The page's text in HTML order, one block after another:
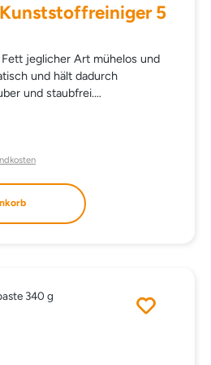
5
jeglicher Art mühelos und
und hält dadurch
staubfrei.
Kunststoffgeräte, EDV-
und Autofelgen
AQUA
ALCOHOL SODIUM